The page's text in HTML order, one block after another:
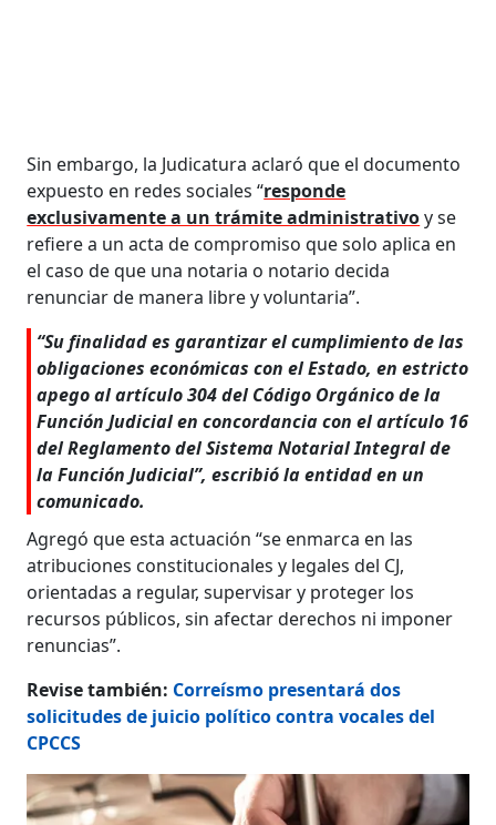
Sin embargo, la Judicatura aclaró que el documento
expuesto en redes sociales “responde
exclusivamente a un trámite administrativoy se
refiere a un acta de compromiso que solo aplica en
el caso de que una notaria o notario decida
renunciar de manera libre y voluntaria”.
“Su finalidad es garantizar el cumplimiento de las
obligaciones económicas con el Estado, en estricto
apego al artículo 304 del Código Orgánico de la
Función Judicial en concordancia con el artículo 16
del Reglamento del Sistema Notarial Integral de
la Función Judicial”, escribió la entidad en un
comunicado.
Agregó que esta actuación “se enmarca en las
atribuciones constitucionales y legales del CJ,
orientadas a regular, supervisar y proteger los
recursos públicos, sin afectar derechos ni imponer
renuncias”.
Revise también: Correísmo presentará dos
solicitudes de juicio político contra vocales del
CPCCS